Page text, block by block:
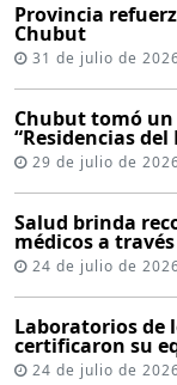
Provincia
Chubut
31 de julio de
Chubut tomó un
“Residencias del
29 de julio de
Salud brinda
médicos a
24 de julio de
Laboratorios de
certificaron su
24 de julio de